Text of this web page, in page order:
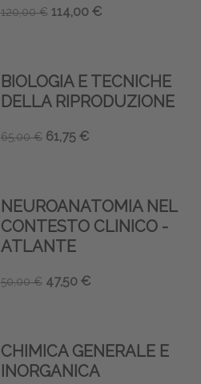
120,00 € 114,00 €
BIOLOGIA E TECNICHE
DELLA RIPRODUZIONE
65,00 € 61,75 €
NEUROANATOMIA NEL
CONTESTO CLINICO -
ATLANTE
50,00 € 47,50 €
CHIMICA GENERALE E
INORGANICA